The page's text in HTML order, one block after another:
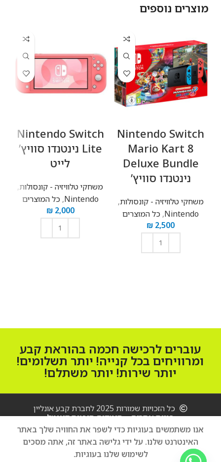
מוצרים נוספים
Nintendo Switch
Mario Kart 8
Deluxe Bundle
נינטנדו סוויץ’
משחקי טלוויזיה - קונסולות,
Nintendo
, כל המוצרים
₪ 2,500
Nintendo Switch
Lite נינטנדו סוויץ’
לייט
משחקי טלוויזיה - קונסולות,
Nintendo
,כל המוצרים
₪2,000
עוברים לרכישה חכמה בהוראת קבע
ומרוויחים בכל קנייה! יותר תשלומים!
יותר שירות! יותר משתלם!
כל הזכויות שמורות 2025 לחברת קבע אונליין
בניית אתרים – סיטקום סוכנות דיגיטל
אנו משתמשים בעוגיות כדי לשפר את החוויה שלך באתר
האינטרנט שלנו. על ידי גלישה באתר זה, אתה מסכים
לשימוש שלנו בעוגיות.
מכונת כביסה
AEG
L6F48261IM
הוספה לסל
קנה עכשיו